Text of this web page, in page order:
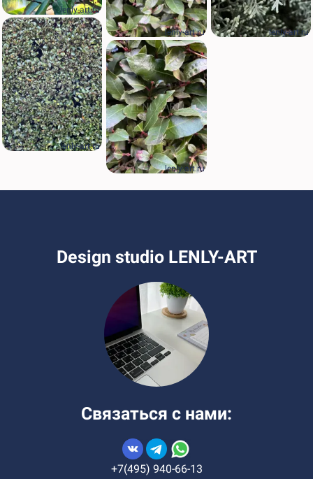
lenly-art.ru
lenly-art.ru
lenly-art.ru
lenly-art.ru
lenly-art.ru
Design studio LENLY-ART
Связаться с нами:
+7(495) 940-66-13